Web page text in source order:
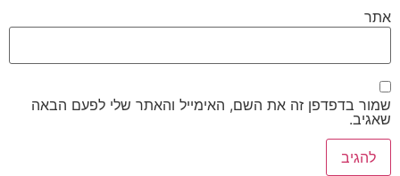
אתר
שמור בדפדפן זה את השם, האימייל והאתר שלי לפעם הבאה
שאגיב.